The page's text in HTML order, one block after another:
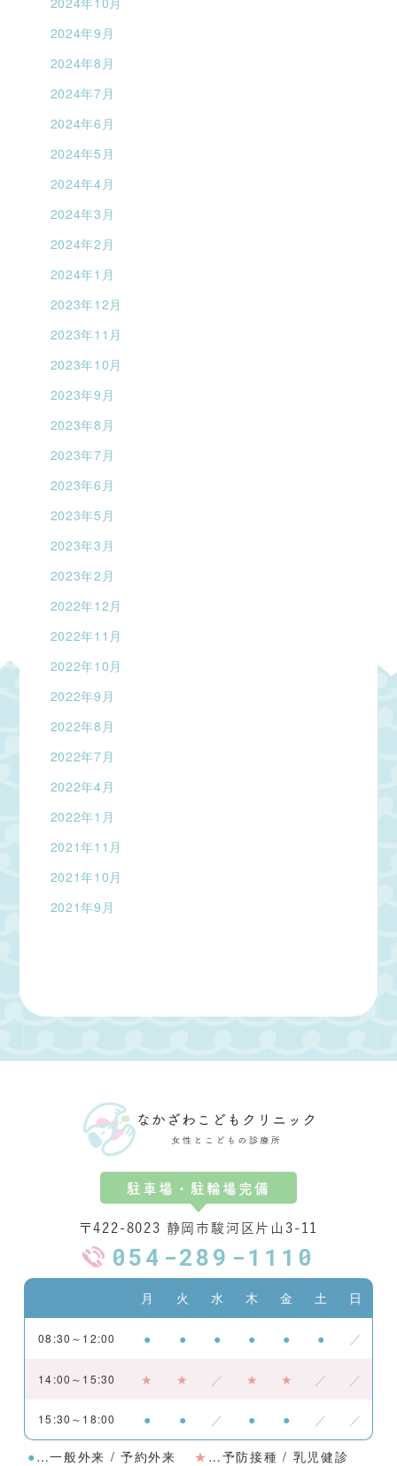
2024年9月
2024年8月
2024年7月
2024年6月
2024年5月
2024年4月
2024年3月
2024年2月
2024年1月
2023年12月
2023年11月
2023年10月
2023年9月
2023年8月
2023年7月
2023年6月
2023年5月
2023年3月
2023年2月
2022年12月
2022年11月
2022年10月
2022年9月
2022年8月
2022年7月
2022年4月
2022年1月
2021年11月
2021年10月
2021年9月
駐車場・駐輪場完備
〒422-8023 静岡市駿河区片山3-11
054-289-1110
月 火 水 木 金 土 日
08:30～12:00 ● ● ● ● ● ● ／
14:00～15:30 ★ ★ ／ ★ ★ ／ ／
15:30～18:00 ● ● ／ ● ● ／ ／
●…一般外来 / 予約外来 ★ …予防接種 / 乳児健診